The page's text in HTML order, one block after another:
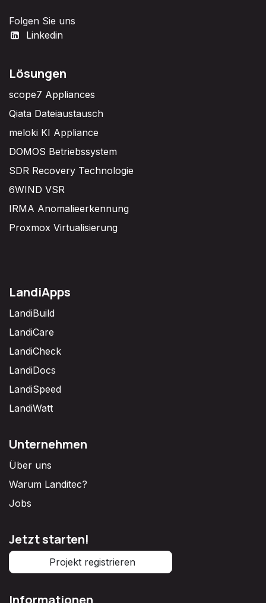
Folgen Sie uns
Linkedin
Lösungen
scope7 Appliances
Qiata Dateiaustausch
meloki KI Appliance
DOMOS Betriebssystem
SDR Recovery Technologie
6WIND VSR
IRMA Anomalieerkennung
Proxmox Virtualisierung
LandiApps
LandiBuild
LandiCare
LandiCheck
LandiDocs
LandiSpeed
LandiWatt
Unternehmen
Über uns
Warum Landitec?
Jobs
Jetzt starten!
Projekt registrieren
Informationen